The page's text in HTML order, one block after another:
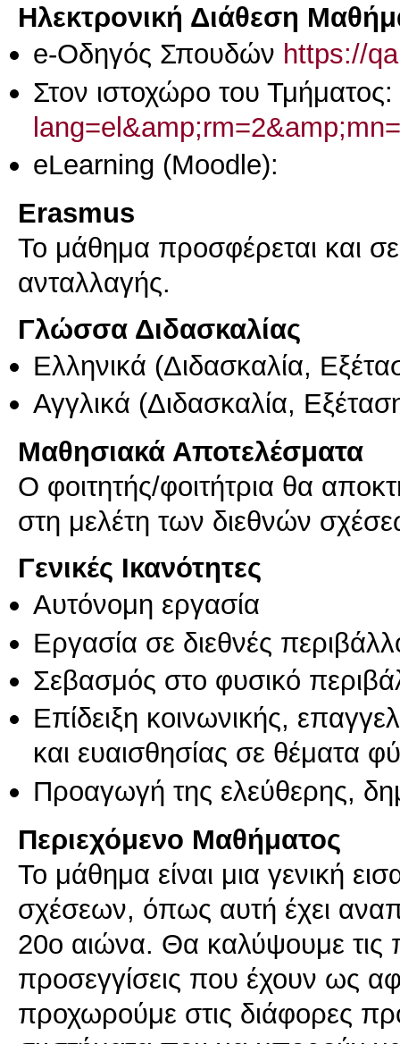
Ηλεκτρονική Διάθεση
e-Οδηγός Σπουδών https://
Στον ιστοχώρο του Τμήματος:
eLearning (Moodle):
Erasmus
Το μάθημα προσφέρεται και
ανταλλαγής.
Γλώσσα Διδασκαλίας
Ελληνικά (Διδασκαλία,
Αγγλικά (Διδασκαλία,
Μαθησιακά Αποτελέσματα
Ο φοιτητής/φοιτήτρια θα
στη μελέτη των διεθνών
Γενικές Ικανότητες
Αυτόνομη εργασία
Εργασία σε διεθνές
Σεβασμός στο φυσικό
Επίδειξη κοινωνικής,
και ευαισθησίας σε θέματα
Προαγωγή της ελεύθερης,
Περιεχόμενο Μαθήματος
Το μάθημα είναι μια γενική
σχέσεων, όπως αυτή έχει
20ο αιώνα. Θα καλύψουμε τις
προσεγγίσεις που έχουν ως
προχωρούμε στις διάφορες